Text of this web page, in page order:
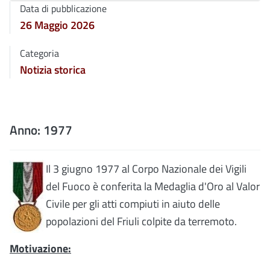
Data di pubblicazione
26 Maggio 2026
Categoria
Notizia storica
Anno: 1977
Il 3 giugno 1977 al Corpo Nazionale dei Vigili
del Fuoco è conferita la Medaglia d'Oro al Valor
Civile per gli atti compiuti in aiuto delle
popolazioni del Friuli colpite da terremoto.
Motivazione: